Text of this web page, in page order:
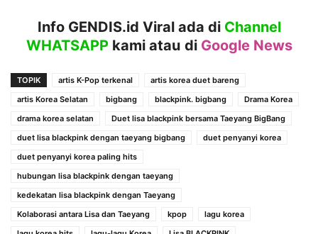
Info GENDIS.id Viral ada di Channel
WHATSAPPkami atau di Google News
TOPIK artis K-Pop terkenal
artis korea duet bareng
artis Korea Selatan
bigbang blackpink. bigbang
Drama Korea
drama korea selatan
Duet lisa blackpink bersama Taeyang BigBang
duet lisa blackpink dengan taeyang bigbang
duet penyanyi korea
duet penyanyi korea paling hits
hubungan lisa blackpink dengan taeyang
kedekatan lisa blackpink dengan Taeyang
Kolaborasi antara Lisa dan Taeyang
kpop
lagu korea